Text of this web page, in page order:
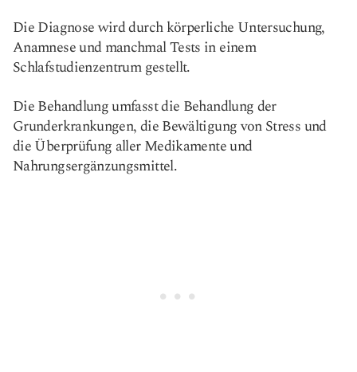
Die Diagnose wird durch körperliche Untersuchung,
Anamnese und manchmal Tests in einem
Schlafstudienzentrum gestellt.
Die Behandlung umfasst die Behandlung der
Grunderkrankungen, die Bewältigung von Stress und
die Überprüfung aller Medikamente und
Nahrungsergänzungsmittel.